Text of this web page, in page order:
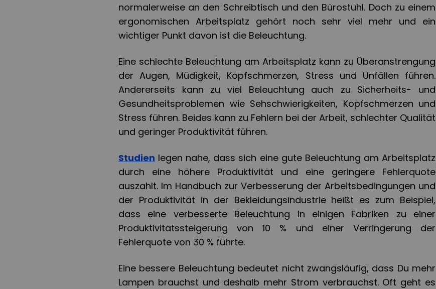
normalerweise an den Schreibtisch und den Bürostuhl. Doch zu einem
ergonomischen Arbeitsplatz gehört noch sehr viel mehr und ein
wichtiger Punkt davon ist die Beleuchtung.
Eine schlechte Beleuchtung am Arbeitsplatz kann zu Überanstrengung
der Augen, Müdigkeit, Kopfschmerzen, Stress und Unfällen führen.
Andererseits kann zu viel Beleuchtung auch zu Sicherheits- und
Gesundheitsproblemen wie Sehschwierigkeiten, Kopfschmerzen und
Stress führen. Beides kann zu Fehlern bei der Arbeit, schlechter Qualität
und geringer Produktivität führen.
Studien legen nahe, dass sich eine gute Beleuchtung am Arbeitsplatz
durch eine höhere Produktivität und eine geringere Fehlerquote
auszahlt. Im Handbuch zur Verbesserung der Arbeitsbedingungen und
der Produktivität in der Bekleidungsindustrie heißt es zum Beispiel,
dass eine verbesserte Beleuchtung in einigen Fabriken zu einer
Produktivitätssteigerung von 10 % und einer Verringerung der
Fehlerquote von 30 % führte.
Eine bessere Beleuchtung bedeutet nicht zwangsläufig, dass Du mehr
Lampen brauchst und deshalb mehr Strom verbrauchst. Oft geht es